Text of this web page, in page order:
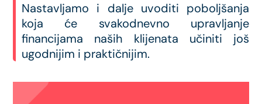
Nastavljamo i dalje uvoditi poboljšanja
koja će svakodnevno upravljanje
financijama naših klijenata učiniti još
ugodnijim i praktičnijim.